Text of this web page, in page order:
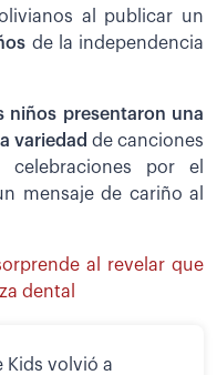
al publicar un
de la independencia
niños presentaron una
variedad de canciones
celebraciones por el
mensaje de cariño al
al revelar que
dental
Kids volvió a